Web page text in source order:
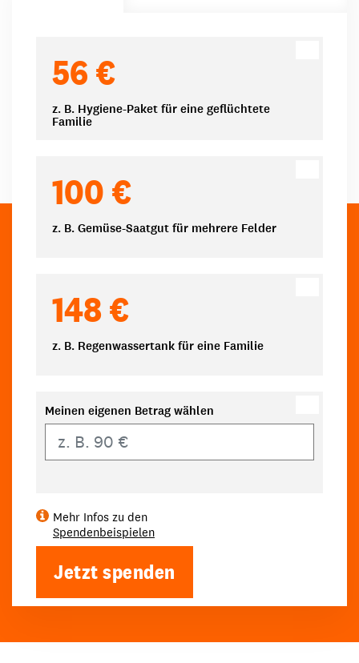
56 €
z. B. Hygiene-Paket für eine geflüchtete
Familie
100 €
z. B. Gemüse-Saatgut für mehrere Felder
148 €
z. B. Regenwassertank für eine Familie
Meinen eigenen Betrag wählen
Mehr Infos zu den
Spendenbeispielen
Jetzt spenden